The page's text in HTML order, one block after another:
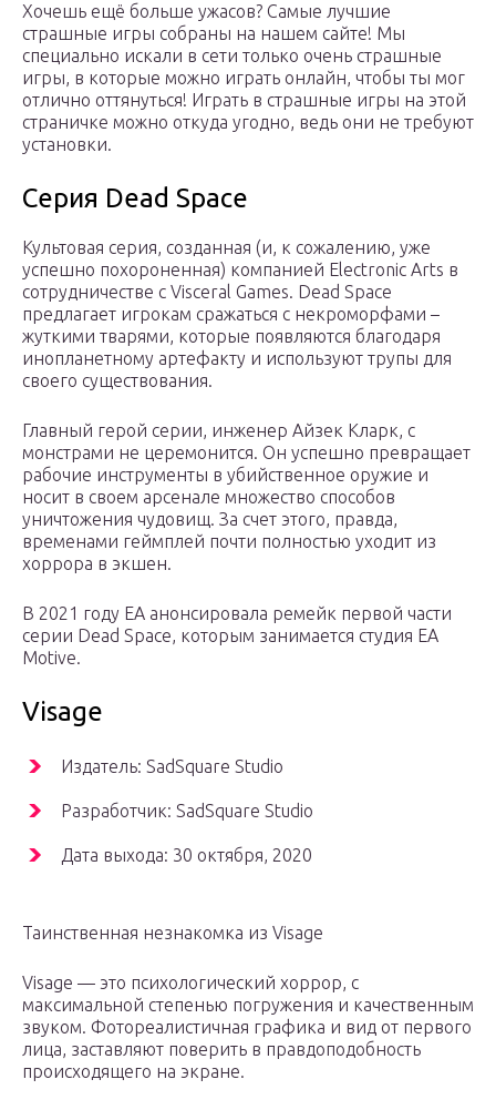
Хочешь ещё больше ужасов? Самые лучшие
страшные игры собраны на нашем сайте! Мы
специально искали в сети только очень страшные
игры, в которые можно играть онлайн, чтобы ты мог
отлично оттянуться! Играть в страшные игры на этой
страничке можно откуда угодно, ведь они не требуют
установки.
Серия Dead Space
Культовая серия, созданная (и, к сожалению, уже
успешно похороненная) компанией Electronic Arts в
сотрудничестве с Visceral Games. Dead Space
предлагает игрокам сражаться с некроморфами –
жуткими тварями, которые появляются благодаря
инопланетному артефакту и используют трупы для
своего существования.
Главный герой серии, инженер Айзек Кларк, с
монстрами не церемонится. Он успешно превращает
рабочие инструменты в убийственное оружие и
носит в своем арсенале множество способов
уничтожения чудовищ. За счет этого, правда,
временами геймплей почти полностью уходит из
хоррора в экшен.
В 2021 году EA анонсировала ремейк первой части
серии Dead Space, которым занимается студия EA
Motive.
Visage
Издатель: SadSquare Studio
Разработчик: SadSquare Studio
Дата выхода: 30 октября, 2020
Таинственная незнакомка из Visage
Visage — это психологический хоррор, с
максимальной степенью погружения и качественным
звуком. Фотореалистичная графика и вид от первого
лица, заставляют поверить в правдоподобность
происходящего на экране.